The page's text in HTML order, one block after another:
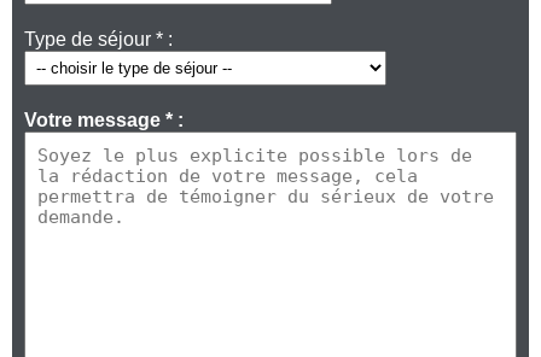
Type de séjour * :
Votre message * :